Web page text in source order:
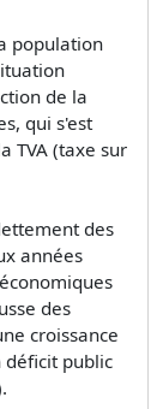
population
de la
qui s'est
TVA (taxe sur
des
années
des
croissance
déficit public